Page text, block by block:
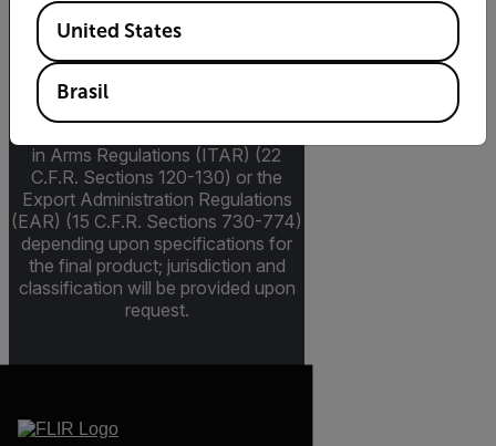
Export Restrictions
The information contained in this
page pertains to products that may
be subject to the International Traffic
in Arms Regulations (ITAR) (22
C.F.R. Sections 120-130) or the
Export Administration Regulations
(EAR) (15 C.F.R. Sections 730-774)
depending upon specifications for
the final product; jurisdiction and
classification will be provided upon
request.
Available Locations
United States
Brasil